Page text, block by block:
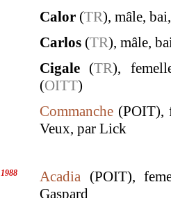
Calor (TR), mâle,
Carlos (TR), mâle,
Cigale (TR),
(OITT)
Commanche (POIT),
Veux, par Lick
1988 Acadia (POIT),
Gaspard